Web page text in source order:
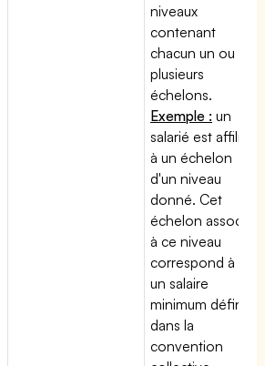
niveaux
contenant
chacun un ou
plusieurs
échelons.
Exemple : un
salarié est affilié
à un échelon
d'un niveau
donné. Cet
échelon associé
à ce niveau
correspond à
un salaire
minimum défini
dans la
convention